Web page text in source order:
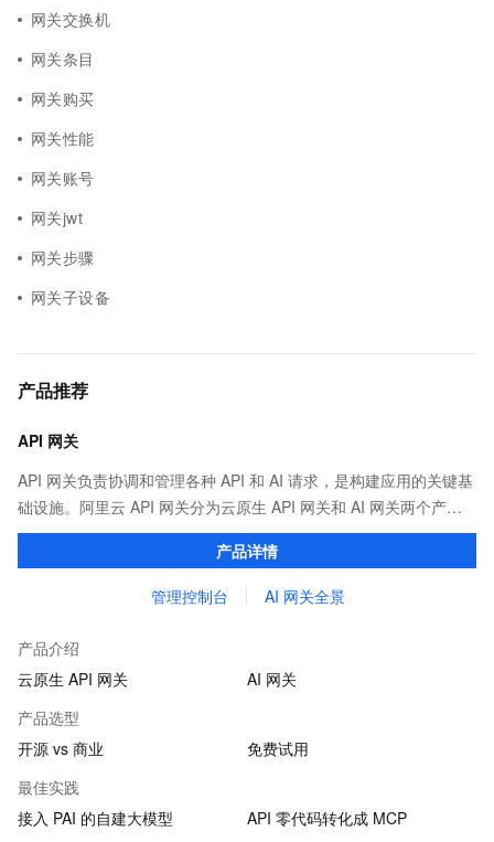
网关交换机
网关条目
网关购买
网关性能
网关账号
网关jwt
网关步骤
网关子设备
产品推荐
API 网关
API 网关负责协调和管理各种 API 和 AI 请求，是构建应用的关键基
础设施。阿里云 API 网关分为云原生 API 网关和 AI 网关两个产
品。
产品详情
管理控制台 AI 网关全景
产品介绍
云原生 API 网关
AI 网关
产品选型
开源 vs 商业
免费试用
最佳实践
接入 PAI 的自建大模型
API 零代码转化成 MCP